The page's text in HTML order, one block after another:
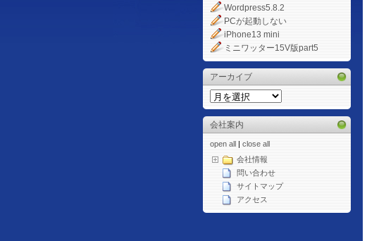
Wordpress5.8.2
PCが起動しない
iPhone13 mini
ミニワッター15V版part5
アーカイブ
会社案内
open all | close all
会社情報
問い合わせ
サイトマップ
アクセス